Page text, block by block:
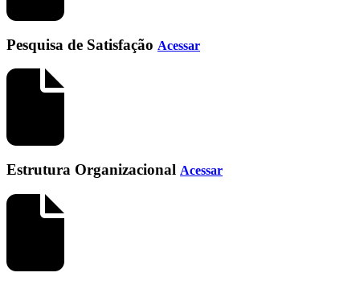
Pesquisa de Satisfação Acessar
Estrutura Organizacional Acessar